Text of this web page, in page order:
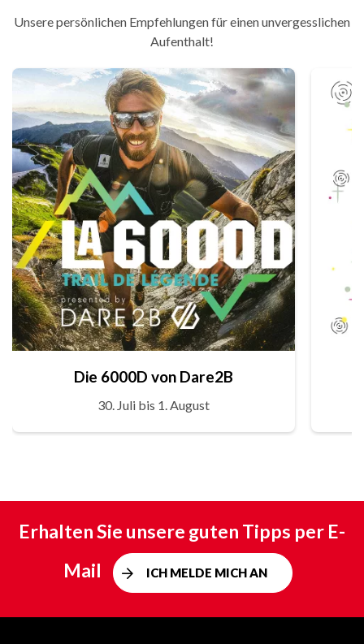
Unsere persönlichen Empfehlungen für einen unvergesslichen
Aufenthalt!
Die 6000D von Dare2B
30. Juli bis 1. August
Erhalten Sie unsere guten Tipps per E-
Mail
ICH MELDE MICH AN